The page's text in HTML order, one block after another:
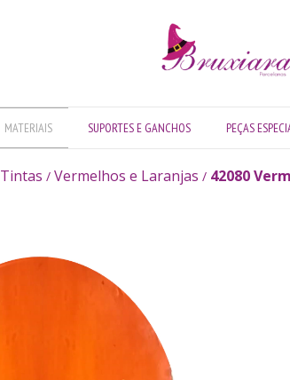
MATERIAIS SUPORTES E GANCHOS PEÇAS
Tintas / Vermelhos e Laranjas / 42080